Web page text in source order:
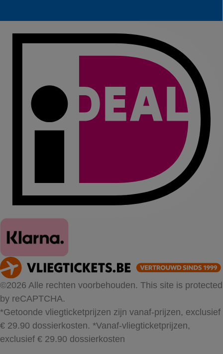
©2026 Alle rechten voorbehouden. This site is protected
by reCAPTCHA.
*Getoonde vliegticketprijzen zijn vanaf-prijzen, exclusief
€ 29.90 dossierkosten. *Vanaf-vliegticketprijzen,
exclusief € 29.90 dossierkosten